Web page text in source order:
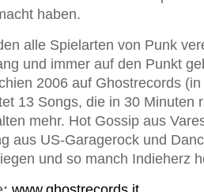
haben.
alle Spielarten von Punk
und immer auf den Punkt
2006 auf Ghostrecords
13 Songs, die in 30 Minuten
mehr. Hot Gossip aus
aus US-Garagerock und
und so manch Indieherz